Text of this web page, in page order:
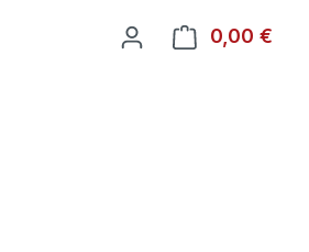
0,00 €